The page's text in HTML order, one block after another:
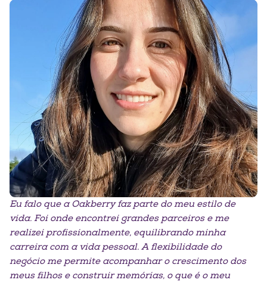
Eu falo que a Oakberry faz parte do meu estilo de
vida. Foi onde encontrei grandes parceiros e me
realizei profissionalmente, equilibrando minha
carreira com a vida pessoal. A flexibilidade do
negócio me permite acompanhar o crescimento dos
meus filhos e construir memórias, o que é o meu